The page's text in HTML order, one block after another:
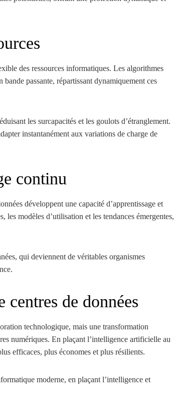
des ressources informatiques. Les algorithmes
passante, répartissant dynamiquement ces
les surcapacités et les goulots d’étranglement.
instantanément aux variations de charge de
continu
développent une capacité d’apprentissage et
les modèles d’utilisation et les tendances émergentes,
qui deviennent de véritables organismes
centres de données
technologique, mais une transformation
numériques. En plaçant l’intelligence artificielle au
efficaces, plus économes et plus résilients.
moderne, en plaçant l’intelligence et